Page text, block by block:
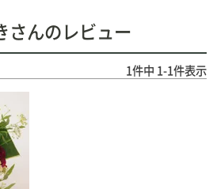
さんのレビュー
1件中 1-1件表示